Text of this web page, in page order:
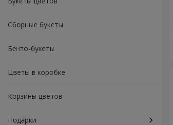
Сборные букеты
Бенто-букеты
Цветы в коробке
Корзины цветов
Подарки